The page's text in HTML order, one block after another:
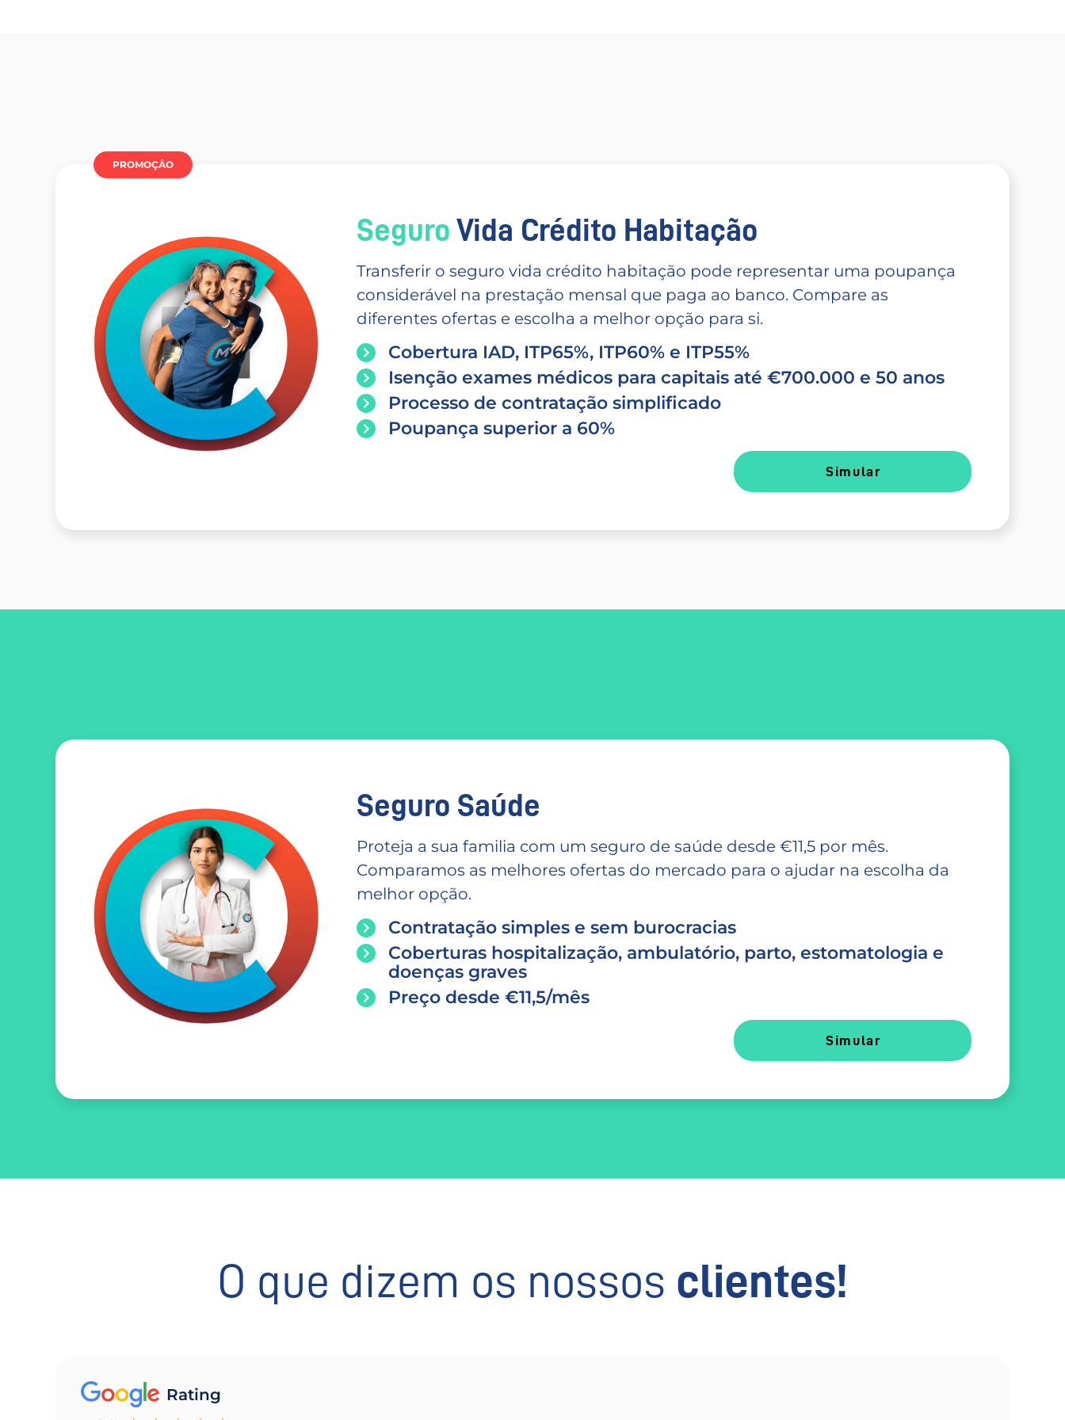
PROMOÇÂO
Seguro Vida Crédito Habitação
Transferir o seguro vida crédito habitação pode representar uma poupança
considerável na prestação mensal que paga ao banco. Compare as
diferentes ofertas e escolha a melhor opção para si.
Cobertura IAD, ITP65%, ITP60% e ITP55%
Isenção exames médicos para capitais até €700.000 e 50 anos
Processo de contratação simplificado
Poupança superior a 60%
Simular
Seguro Saúde
Proteja a sua familia com um seguro de saúde desde €11,5 por mês.
Comparamos as melhores ofertas do mercado para o ajudar na escolha da
melhor opção.
Contratação simples e sem burocracias
Coberturas hospitalização, ambulatório, parto, estomatologia e
doenças graves
Preço desde €11,5/mês
Simular
O que dizem os nossos clientes!
Rating